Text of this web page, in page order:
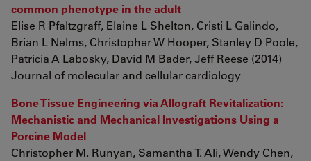
common phenotype in the adult
Elise R Pfaltzgraff, Elaine L Shelton, Cristi L Galindo,
Brian L Nelms, Christopher W Hooper, Stanley D Poole,
Patricia A Labosky, David M Bader, Jeff Reese (2014)
Journal of molecular and cellular cardiology
Bone Tissue Engineering via Allograft Revitalization:
Mechanistic and Mechanical Investigations Using a
Porcine Model
Christopher M. Runyan, Samantha T. Ali, Wendy Chen,